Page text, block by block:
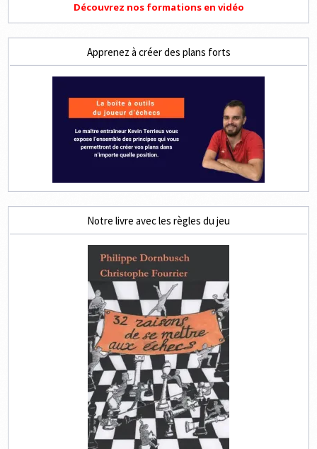
Découvrez nos formations en vidéo
Apprenez à créer des plans forts
Notre livre avec les règles du jeu